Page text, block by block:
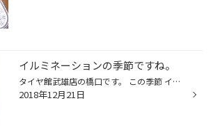
イルミネーションの季節ですね。
タイヤ館武雄店の橋口です。 この季節 イルミネーションがいろんなところで 飾り付けされて 綺麗ですね❗️ 佐世保駅の近くの教会 島瀬公園など 毎年の恒例ですね 寒いけど気持ちがホッとしますね タイヤ館武雄店では 平成最後の売り出し ファイルセール開催中です 皆様の御来店お待ちしてま〜す‼️
2018年12月21日